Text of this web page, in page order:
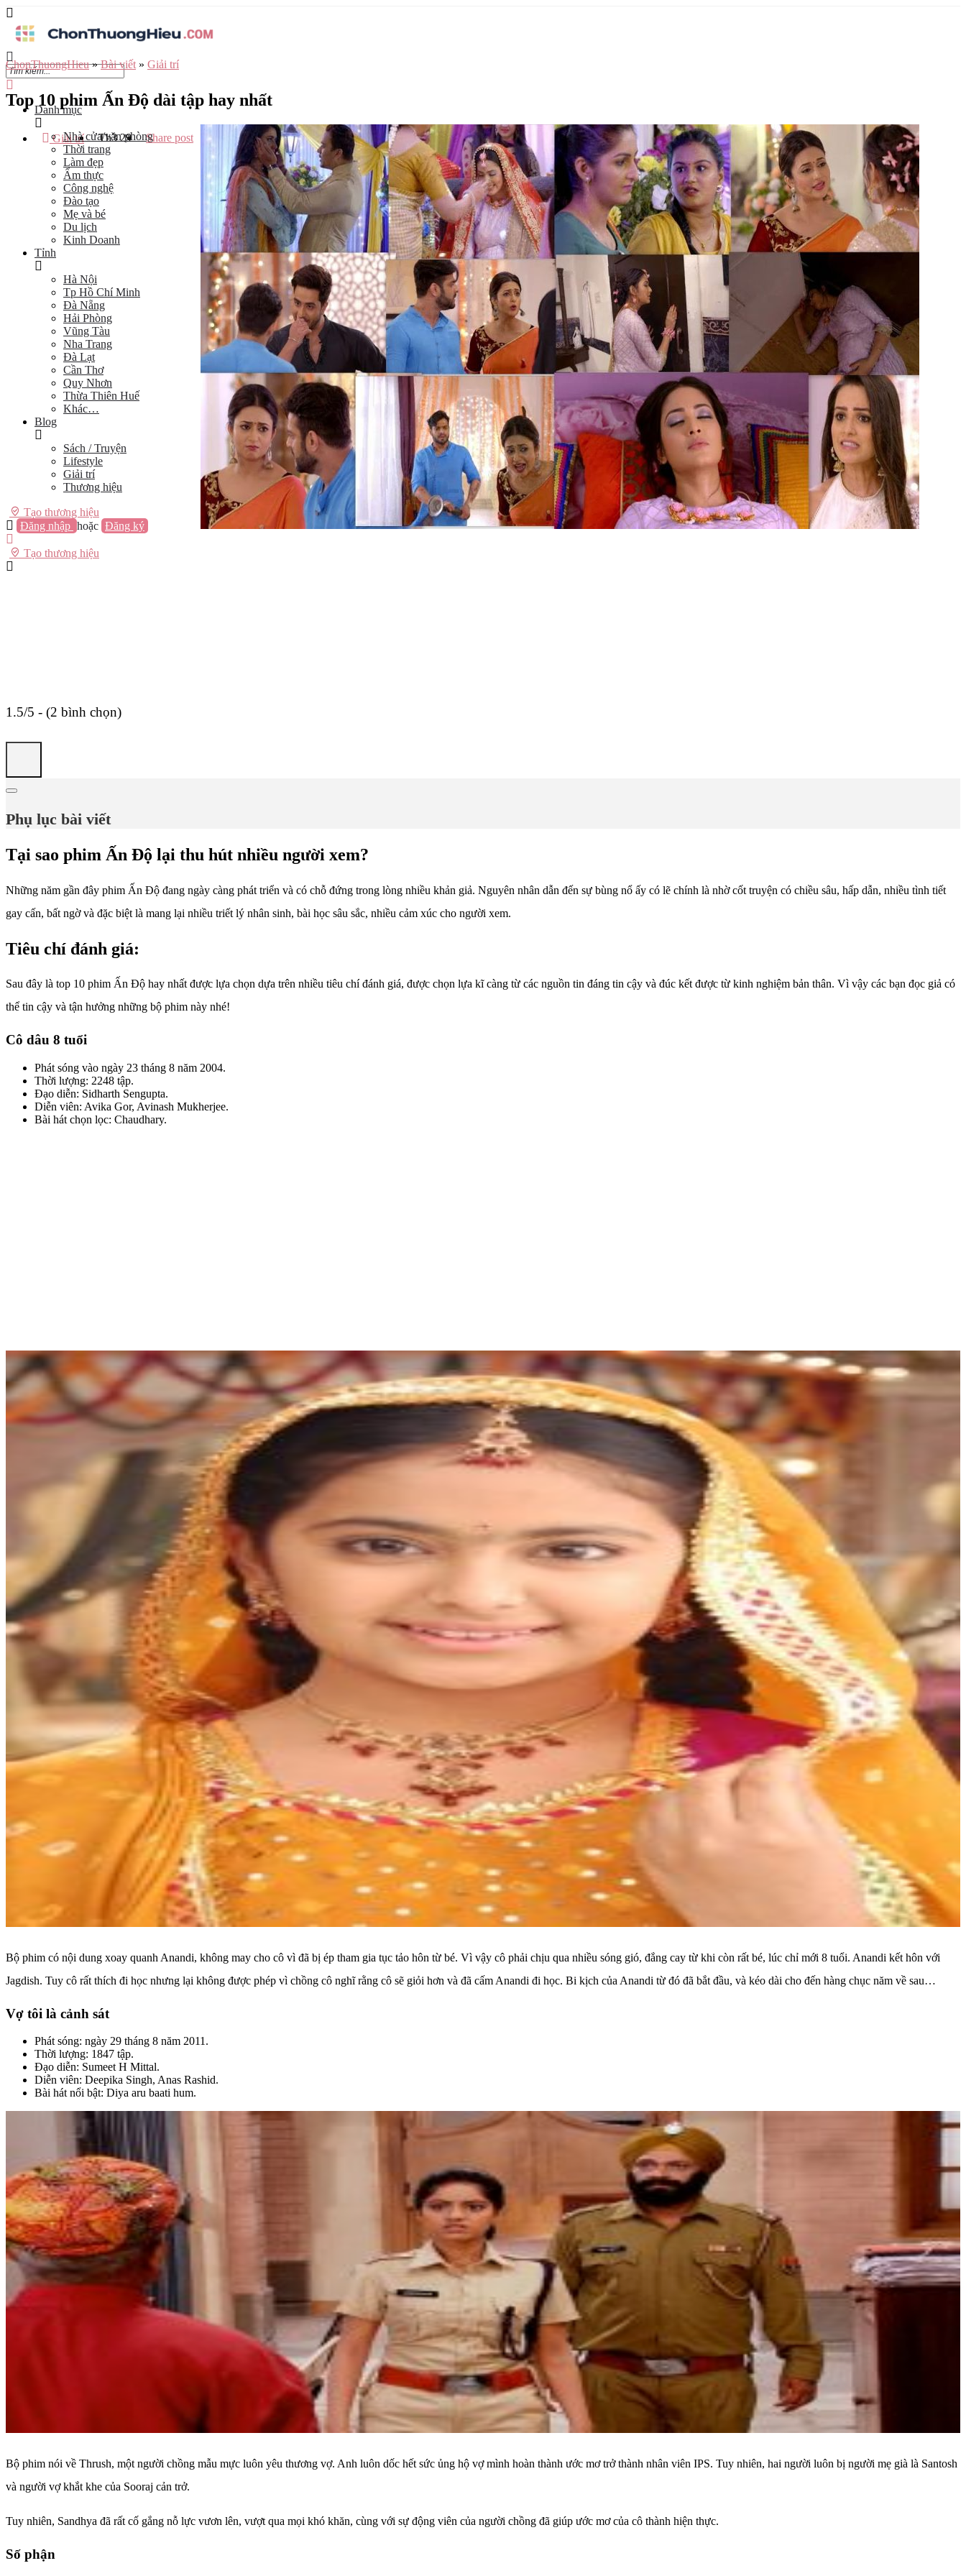
Danh mục
Nhà cửa/văn phòng
Thời trang
Làm đẹp
Ẩm thực
Công nghệ
Đào tạo
Mẹ và bé
Du lịch
Kinh Doanh
Tỉnh
Hà Nội
Tp Hồ Chí Minh
Đà Nẵng
Hải Phòng
Vũng Tàu
Nha Trang
Đà Lạt
Cần Thơ
Quy Nhơn
Thừa Thiên Huế
Khác…
Blog
Sách / Truyện
Lifestyle
Giải trí
Thương hiệu
Tạo thương hiệu
Đăng nhập hoặc Đăng ký
Tạo thương hiệu
ChonThuongHieu»Bài viết » Giải trí
Top 10 phim Ấn Độ dài tập hay nhất
Giải trí Th3 29 Share post
1.5/5 - (2 bình chọn)
Phụ lục bài viết
Tại sao phim Ấn Độ lại thu hút nhiều người xem?
Những năm gần đây phim Ấn Độ đang ngày càng phát triển và có chỗ đứng trong lòng nhiều khản giả. Nguyên nhân dẫn đến sự bùng nổ ấy có lẽ chính là nhờ cốt truyện có chiều sâu, hấp dẫn, nhiều tình tiết
gay cấn, bất ngờ và đặc biệt là mang lại nhiều triết lý nhân sinh, bài học sâu sắc, nhiều cảm xúc cho người xem.
Tiêu chí đánh giá:
Sau đây là top 10 phim Ấn Độ hay nhất được lựa chọn dựa trên nhiều tiêu chí đánh giá, được chọn lựa kĩ càng từ các nguồn tin đáng tin cậy và đúc kết được từ kinh nghiệm bản thân. Vì vậy các bạn đọc giả có
thể tin cậy và tận hưởng những bộ phim này nhé!
Cô dâu 8 tuổi
Phát sóng vào ngày 23 tháng 8 năm 2004.
Thời lượng: 2248 tập.
Đạo diễn: Sidharth Sengupta.
Diễn viên: Avika Gor, Avinash Mukherjee.
Bài hát chọn lọc: Chaudhary.
Bộ phim có nội dung xoay quanh Anandi, không may cho cô vì đã bị ép tham gia tục tảo hôn từ bé. Vì vậy cô phải chịu qua nhiều sóng gió, đắng cay từ khi còn rất bé, lúc chỉ mới 8 tuổi. Anandi kết hôn với
Jagdish. Tuy cô rất thích đi học nhưng lại không được phép vì chồng cô nghĩ rằng cô sẽ giỏi hơn và đã cấm Anandi đi học. Bi kịch của Anandi từ đó đã bắt đầu, và kéo dài cho đến hàng chục năm về sau…
Vợ tôi là cảnh sát
Phát sóng: ngày 29 tháng 8 năm 2011.
Thời lượng: 1847 tập.
Đạo diễn: Sumeet H Mittal.
Diễn viên: Deepika Singh, Anas Rashid.
Bài hát nổi bật: Diya aru baati hum.
Bộ phim nói về Thrush, một người chồng mẫu mực luôn yêu thương vợ. Anh luôn dốc hết sức ủng hộ vợ mình hoàn thành ước mơ trở thành nhân viên IPS. Tuy nhiên, hai người luôn bị người mẹ già là Santosh
và người vợ khắt khe của Sooraj cản trở.
Tuy nhiên, Sandhya đã rất cố gắng nỗ lực vươn lên, vượt qua mọi khó khăn, cùng với sự động viên của người chồng đã giúp ước mơ của cô thành hiện thực.
Số phận